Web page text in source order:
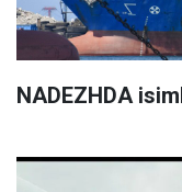
NADEZHDA